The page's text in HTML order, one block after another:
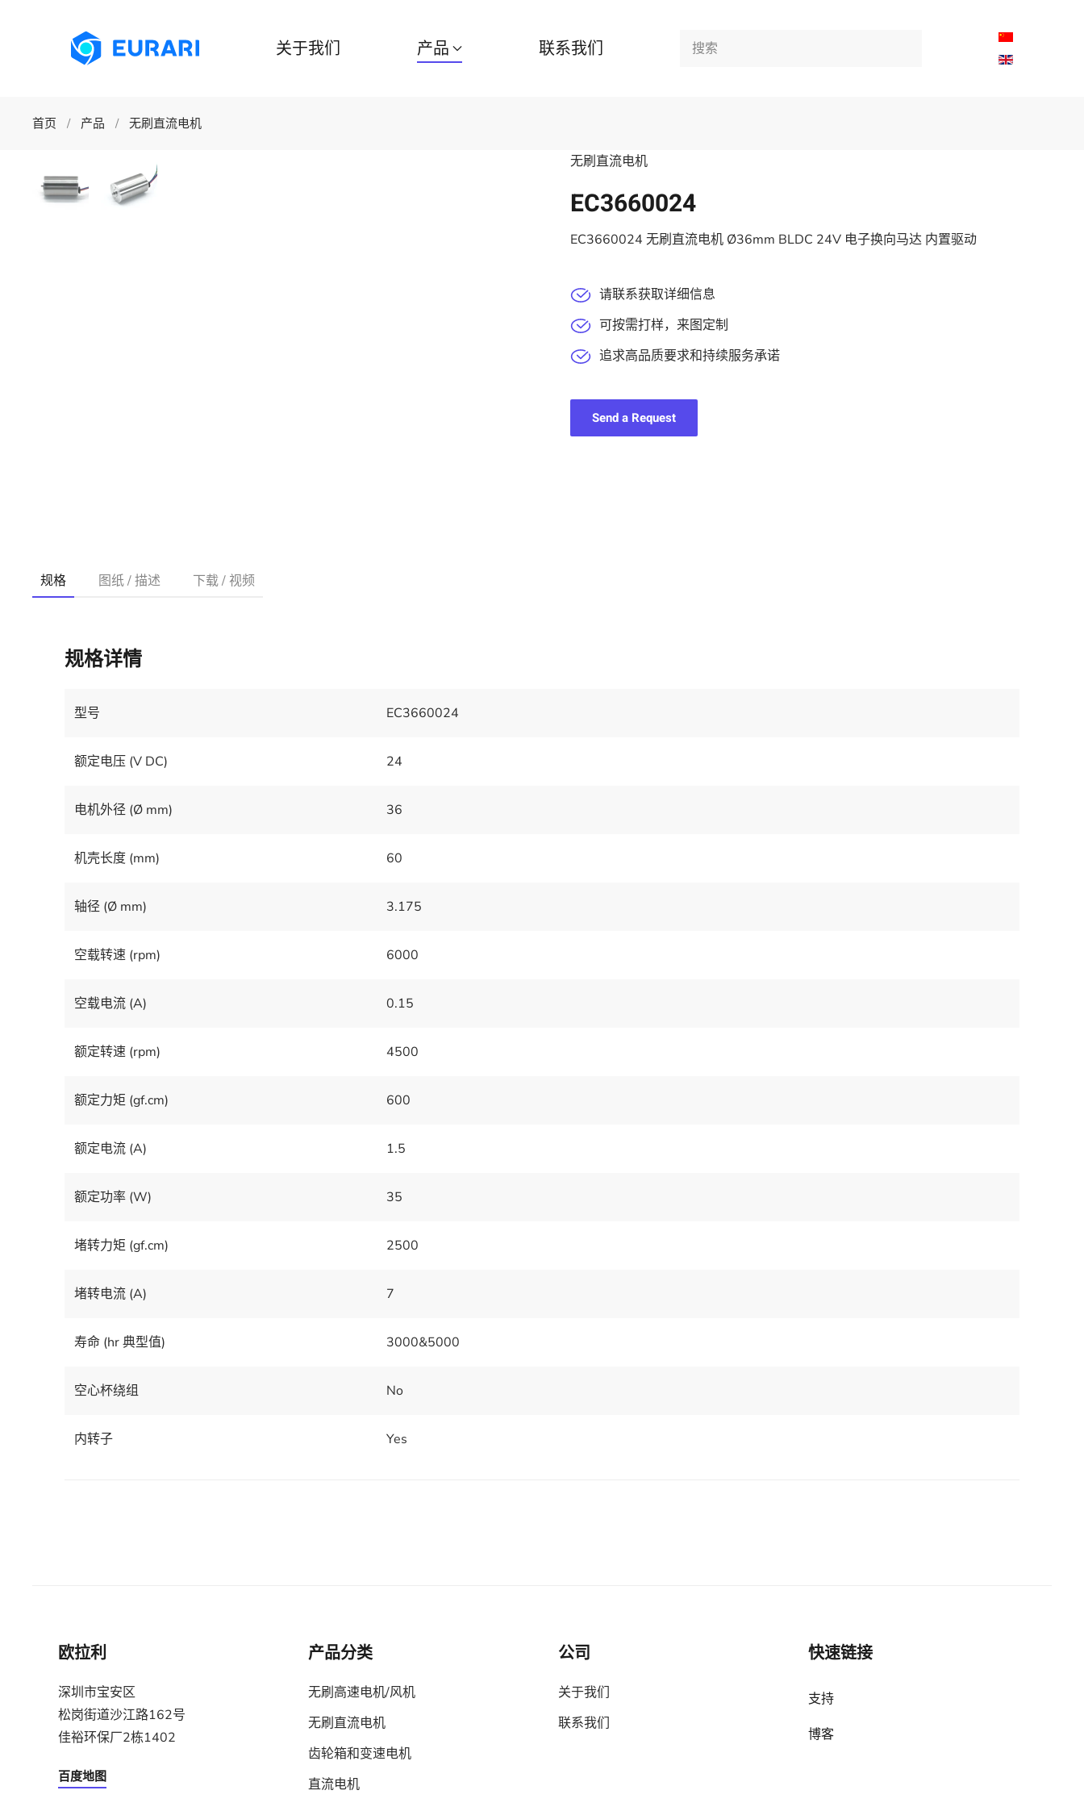
跳至主要内容 关于我们 产品 联系我们
首页 产品 无刷直流电机
无刷直流电机
EC3660024
EC3660024 无刷直流电机 Ø36mm BLDC 24V 电子换向马达 内置驱动
请联系获取详细信息
可按需打样，来图定制
追求高品质要求和持续服务承诺
Send a Request
规格 图纸 / 描述 下载 / 视频
规格详情
型号 EC3660024
额定电压 (V DC) 24
电机外径 (Ø mm) 36
机壳长度 (mm) 60
轴径 (Ø mm) 3.175
空载转速 (rpm) 6000
空载电流 (A) 0.15
额定转速 (rpm) 4500
额定力矩 (gf.cm) 600
额定电流 (A) 1.5
额定功率 (W) 35
堵转力矩 (gf.cm) 2500
堵转电流 (A) 7
寿命 (hr 典型值) 3000&5000
空心杯绕组 No
内转子 Yes
欧拉利
深圳市宝安区
松岗街道沙江路162号
佳裕环保厂2栋1402
百度地图
产品分类
无刷高速电机/风机
无刷直流电机
齿轮箱和变速电机
直流电机
公司
关于我们
联系我们
快速链接
支持
博客